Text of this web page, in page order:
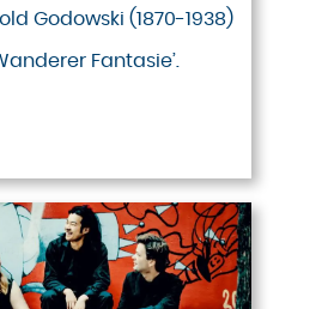
Godowski (1870-1938)
Fantasie’.